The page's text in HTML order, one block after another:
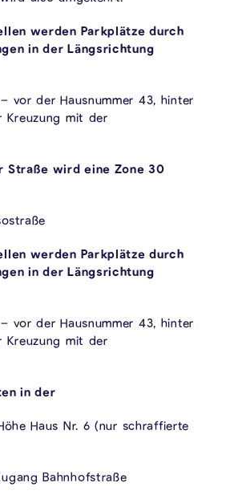
werden Parkplätze durch
in der Längsrichtung
vor der Hausnummer 43, hinter
Kreuzung mit der
Straße wird eine Zone 30
werden Parkplätze durch
in der Längsrichtung
vor der Hausnummer 43, hinter
Kreuzung mit der
in der
Haus Nr. 6 (nur schraffierte
Bahnhofstraße